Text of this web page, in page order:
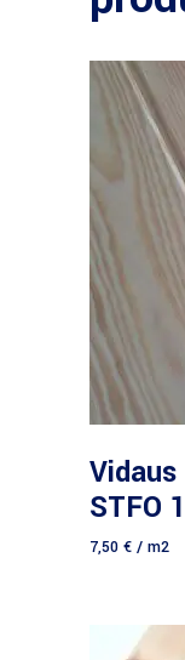
STFO
7,50 € / m2